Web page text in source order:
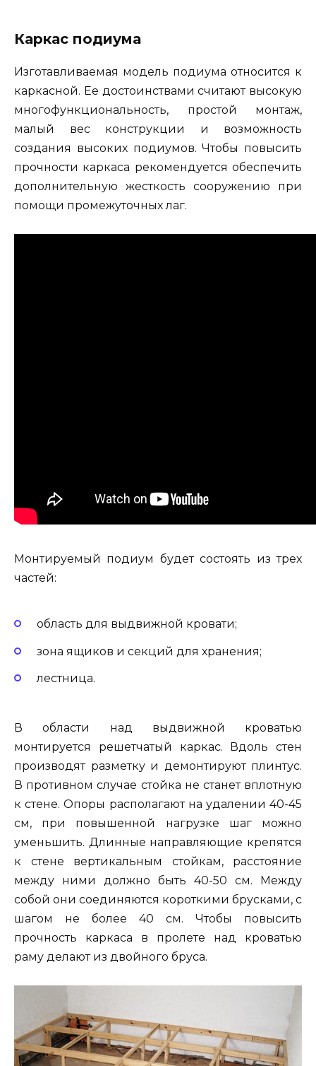
Каркас подиума
Изготавливаемая модель подиума относится к
каркасной. Ее достоинствами считают высокую
многофункциональность, простой монтаж,
малый вес конструкции и возможность
создания высоких подиумов. Чтобы повысить
прочности каркаса рекомендуется обеспечить
дополнительную жесткость сооружению при
помощи промежуточных лаг.
Монтируемый подиум будет состоять из трех
частей:
область для выдвижной кровати;
зона ящиков и секций для хранения;
лестница.
В области над выдвижной кроватью
монтируется решетчатый каркас. Вдоль стен
производят разметку и демонтируют плинтус.
В противном случае стойка не станет вплотную
к стене. Опоры располагают на удалении 40-45
см, при повышенной нагрузке шаг можно
уменьшить. Длинные направляющие крепятся
к стене вертикальным стойкам, расстояние
между ними должно быть 40-50 см. Между
собой они соединяются короткими брусками, с
шагом не более 40 см. Чтобы повысить
прочность каркаса в пролете над кроватью
раму делают из двойного бруса.